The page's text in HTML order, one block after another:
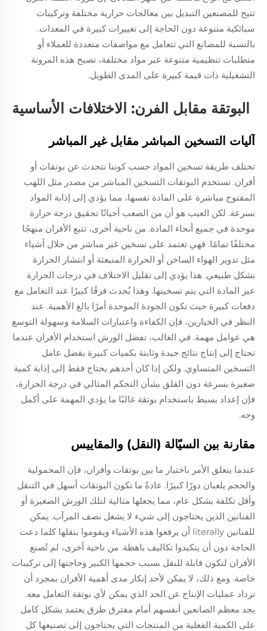
تتيح للمصنعين التبديل بين معالجات حرارية مختلفة وتركيبات
سبائكية متنوعة دون الحاجة إلى تغييرات كبيرة في المعدات.
بالنسبة للمصانع التي تتعامل مع مواصفات متعددة للعملاء أو
متطلبات تنظيمية متنوعة عبر مواد مختلفة، تصبح هذه المرونة
التشغيلية ذات قيمة كبيرة على المدى الطويل.
البوتقة مقابل الفرن: الاختلافات الأساسية
آليات التسخين المباشر مقابل غير المباشر
تختلف طريقة تسخين المواد حسب كوننا نتحدث عن بوتقات أو
أفران. تستخدم البوتقات التسخين المباشر من مصدر مثل اللهب
المفتوح مباشرة على المادة نفسها، مما يؤدي إلى إذابة المواد
بسرعة. لكن العيب هو أن من الصعب أحيانًا تحقيق درجة حرارة
موحدة في جميع أنحاء المادة. من ناحية أخرى، تتبع الأفران منهجًا
مختلفًا تمامًا. فهي تعتمد على تسخين غير مباشر من خلال أشياء
مثل تدوير الهواء الساخن أو الحرارة المنبعثة أو انتشار الحرارة
بشكل طبيعي. هذا يؤدي إلى تقليل الاختلاف في درجات الحرارة
عبر المادة التي يتم تسخينها. وهذا يُحدث فرقًا كبيرًا عند التعامل مع
دفعات كبيرة حيث تكون الجودة الموحدة أمرًا بالغ الأهمية. عند
النظر في الخيارين، فإن الكفاءة واعتبارات السلامة وسهولة التوسع
هي عوامل مهمة. في الغالب، تفضل الورش استخدام الأفران عندما
تحتاج إلى إنتاج نتائج جيدة وثابتة بكميات كبيرة بفضل عامل
التسخين المتساوي. ولكن إذا كان أحدهم يحتاج فقط إلى إذابة كمية
صغيرة بسرعة دون القلق بشأن التحكم المثالي في درجة الحرارة،
فإن إعداد بسيط باستخدام بوتقة غالبًا ما يؤدي المهمة على أكمل
وجه.
مقارنة بين السيّالة (النقل) والمقاييس
عندما يتعلق الأمر باختيار ما بين بوتقات وأفران، فإن المحمولية
والحجم يلعبان دورًا كبيرًا. عادةً ما تكون البوتقات أسهل في التنقل
وأقل تكلفة بشكل عام، مما يجعلها مثالية لتلك الورش الصغيرة أو
الفنانين الذين يحتاجون إلى شيء لا يشغل نصف المرآب. يمكن
للفنانين literally أن يرفعوا هذه الأشياء ويقوموا بنقلها كلما دعت
الحاجة دون أن يتكبدوا تكاليف باهظة. من ناحية أخرى، لم تُصنع
الأفران لتكون قابلة للنقل بسبب حجمها الكبير وحاجتها إلى تركيبات
خاصة. ومع ذلك، لا يمكن لأحد إنكار مدى أهمية الأفران بمجرد أن
تزداد عمليات الإنتاج عن الحد الذي يمكن لأي بوتقة التعامل معه.
يجد معظم الصانعين أنفسهم أمام مفترق طرق يعتمد بشكل كامل
على الكمية الفعلية من المنتجات التي يحتاجون إلى تصنيعها كل